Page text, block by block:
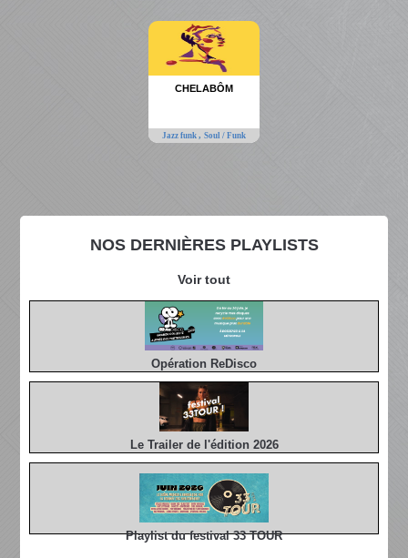
NOS DERNIÈRES PLAYLISTS
Voir tout
Opération ReDisco
Le Trailer de l'édition 2026
Playlist du festival 33 TOUR
CHELABÔM
Jazz funk , Soul / Funk